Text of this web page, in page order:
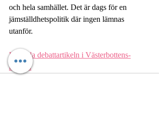
och hela samhället. Det är dags för en
jämställdhetspolitik där ingen lämnas
utanför.
Läs hela debattartikeln i Västerbottens-
kuriren